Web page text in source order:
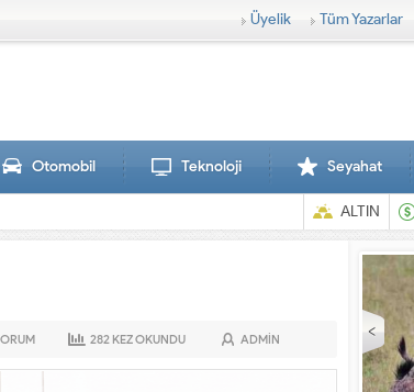
Üyelik Tüm Yazarlar
Otomobil Teknoloji Seyahat
ALTIN
282 KEZ OKUNDU ADMIN